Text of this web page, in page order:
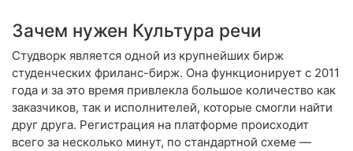
Зачем нужен Культура речи
Студворк является одной из крупнейших бирж
студенческих фриланс-бирж. Она функционирует с 2011
года и за это время привлекла большое количество как
заказчиков, так и исполнителей, которые смогли найти
друг друга. Регистрация на платформе происходит
всего за несколько минут, по стандартной схеме —